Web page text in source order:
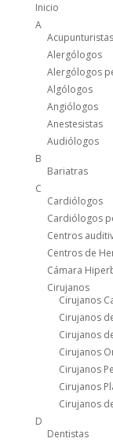
Inicio
A
Acupunturistas
Alergólogos
Alergólogos
Algólogos
Angiólogos
Anestesistas
Audiólogos
B
Bariatras
C
Cardiólogos
Cardiólogos
Centros
Centros de
Cámara
Cirujanos
Cirujanos
Cirujanos
Cirujanos
Cirujanos
Cirujanos
Cirujanos
Cirujanos
D
Dentistas